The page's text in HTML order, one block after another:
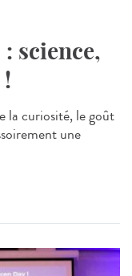
science,
la curiosité, le goût
une